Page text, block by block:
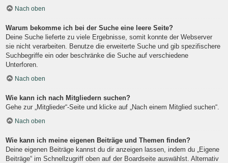
Nach oben
Warum bekomme ich bei der Suche eine leere Seite?
Deine Suche lieferte zu viele Ergebnisse, somit konnte der Webserver
sie nicht verarbeiten. Benutze die erweiterte Suche und gib spezifischere
Suchbegriffe ein oder beschränke die Suche auf verschiedene
Unterforen.
Nach oben
Wie kann ich nach Mitgliedern suchen?
Gehe zur „Mitglieder“-Seite und klicke auf „Nach einem Mitglied suchen“.
Nach oben
Wie kann ich meine eigenen Beiträge und Themen finden?
Deine eigenen Beiträge kannst du dir anzeigen lassen, indem du „Eigene
Beiträge“ im Schnellzugriff oben auf der Boardseite auswählst. Alternativ